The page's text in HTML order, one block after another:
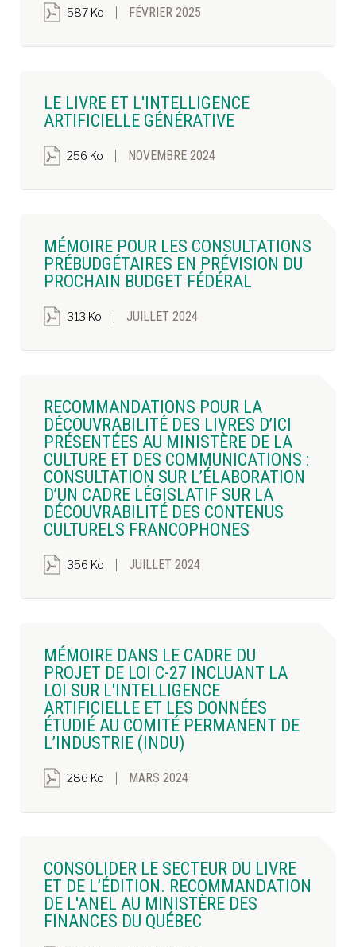
587 Ko FÉVRIER 2025
LE LIVRE ET L'INTELLIGENCE
ARTIFICIELLE GÉNÉRATIVE
256 Ko NOVEMBRE 2024
MÉMOIRE POUR LES CONSULTATIONS
PRÉBUDGÉTAIRES EN PRÉVISION DU
PROCHAIN BUDGET FÉDÉRAL
313 Ko JUILLET 2024
RECOMMANDATIONS POUR LA
DÉCOUVRABILITÉ DES LIVRES D’ICI
PRÉSENTÉES AU MINISTÈRE DE LA
CULTURE ET DES COMMUNICATIONS :
CONSULTATION SUR L’ÉLABORATION
D’UN CADRE LÉGISLATIF SUR LA
DÉCOUVRABILITÉ DES CONTENUS
CULTURELS FRANCOPHONES
356 Ko JUILLET 2024
MÉMOIRE DANS LE CADRE DU
PROJET DE LOI C-27 INCLUANT LA
LOI SUR L'INTELLIGENCE
ARTIFICIELLE ET LES DONNÉES
ÉTUDIÉ AU COMITÉ PERMANENT DE
L’INDUSTRIE (INDU)
286 Ko MARS 2024
CONSOLIDER LE SECTEUR DU LIVRE
ET DE L’ÉDITION. RECOMMANDATION
DE L'ANEL AU MINISTÈRE DES
FINANCES DU QUÉBEC